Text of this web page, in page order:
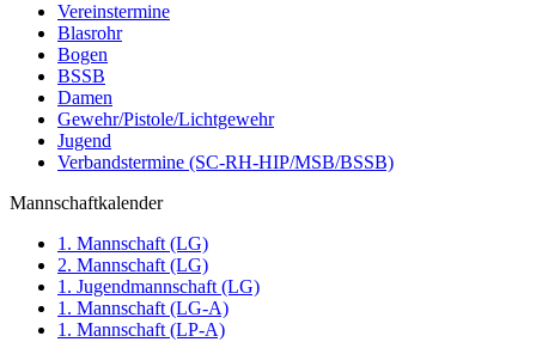
Vereinstermine
Blasrohr
Bogen
BSSB
Damen
Gewehr/Pistole/Lichtgewehr
Jugend
Verbandstermine (SC-RH-HIP/MSB/BSSB)
Mannschaftkalender
1. Mannschaft (LG)
2. Mannschaft (LG)
1. Jugendmannschaft (LG)
1. Mannschaft (LG-A)
1. Mannschaft (LP-A)